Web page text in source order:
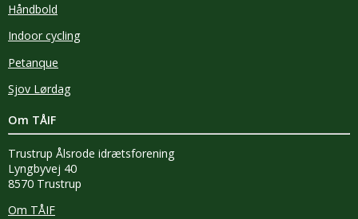
Håndbold
Indoor cycling
Petanque
Sjov Lørdag
Om TÅIF
Trustrup Ålsrode idrætsforening
Lyngbyvej 40
8570 Trustrup
Om TÅIF